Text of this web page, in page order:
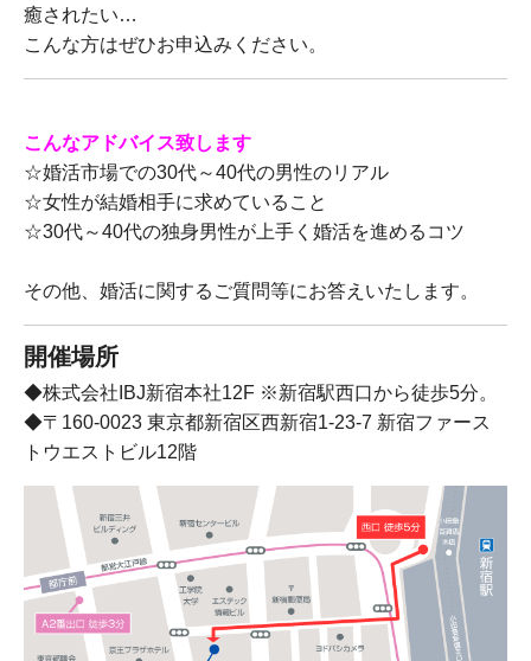
癒されたい…
こんな方はぜひお申込みください。
こんなアドバイス致します
☆婚活市場での30代～40代の男性のリアル
☆女性が結婚相手に求めていること
☆30代～40代の独身男性が上手く婚活を進めるコツ
その他、婚活に関するご質問等にお答えいたします。
開催場所
◆株式会社IBJ新宿本社12F ※新宿駅西口から徒歩5分。
◆〒160-0023 東京都新宿区西新宿1-23-7 新宿ファース
トウエストビル12階